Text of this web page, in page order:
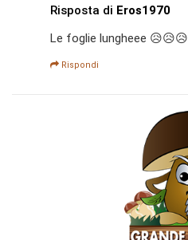
Risposta di Eros1970
Le foglie lungheee 😥😥😥
Rispondi